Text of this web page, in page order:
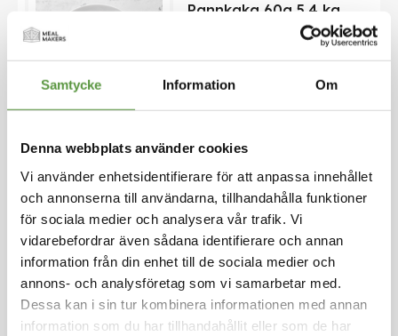
Samtycke Information Om
Denna webbplats använder cookies
Vi använder enhetsidentifierare för att anpassa innehållet
och annonserna till användarna, tillhandahålla funktioner
för sociala medier och analysera vår trafik. Vi
vidarebefordrar även sådana identifierare och annan
information från din enhet till de sociala medier och
annons- och analysföretag som vi samarbetar med.
Dessa kan i sin tur kombinera informationen med annan
information som du har tillhandahållit eller som de har
Pannkaka 60g 5,4 kg
Mixpall-1st-5.4Kg
Utg. Fullgott
TunnPannkaka 100X60g
eko krav
Mixpall-1st-6Kg
100 Partier kvar
Logga in för att handla